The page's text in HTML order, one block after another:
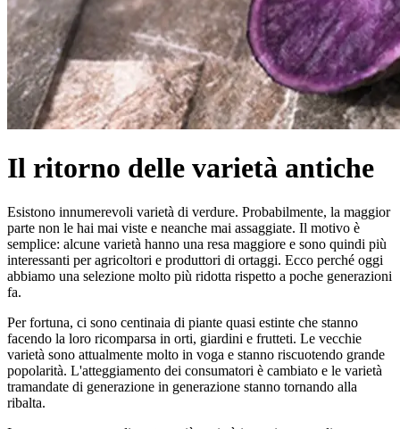
Il ritorno delle varietà antiche
Esistono innumerevoli varietà di verdure. Probabilmente, la maggior
parte non le hai mai viste e neanche mai assaggiate. Il motivo è
semplice: alcune varietà hanno una resa maggiore e sono quindi più
interessanti per agricoltori e produttori di ortaggi. Ecco perché oggi
abbiamo una selezione molto più ridotta rispetto a poche generazioni
fa.
Per fortuna, ci sono centinaia di piante quasi estinte che stanno
facendo la loro ricomparsa in orti, giardini e frutteti. Le vecchie
varietà sono attualmente molto in voga e stanno riscuotendo grande
popolarità. L'atteggiamento dei consumatori è cambiato e le varietà
tramandate di generazione in generazione stanno tornando alla
ribalta.